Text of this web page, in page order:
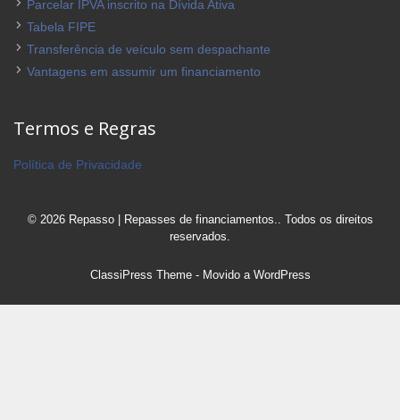
Parcelar IPVA inscrito na Dívida Ativa
Tabela FIPE
Transferência de veículo sem despachante
Vantagens em assumir um financiamento
Termos e Regras
Política de Privacidade
© 2026 Repasso | Repasses de financiamentos.. Todos os direitos
reservados.
ClassiPress Theme- Movido a WordPress